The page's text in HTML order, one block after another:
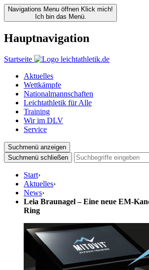
Navigations Menu öffnen Klick mich!
Ich bin das Menü.
Hauptnavigation
Startseite
Aktuelles
Wettkämpfe
Nationalmannschaften
Leichtathletik für Alle
Training
Wir im DLV
Service
Suchmenü anzeigen
Suchmenü schließen
Start›
Aktuelles›
News›
Leia Braunagel – Eine neue EM-
Ring